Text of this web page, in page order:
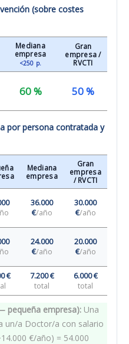
(sobre costes
Mediana
empresa
<250 p.
Gran
empresa /
RVCTI
60 % 50 %
por persona contratada y
Mediana
empresa
Gran
empresa
/ RVCTI
36.000
€/año
30.000
€/año
24.000
€/año
20.000
€/año
€
7.200 €
total
6.000 €
total
pequeña empresa): Una
un/a Doctor/a con salario
€/año) = 54.000